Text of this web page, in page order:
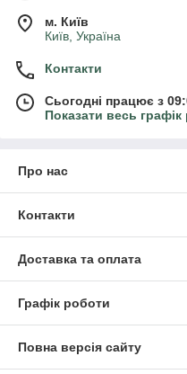
м. Київ
Київ, Україна
Контакти
Сьогодні працює з
Показати весь графік
Про нас
Контакти
Доставка та оплата
Графік роботи
Повна версія сайту